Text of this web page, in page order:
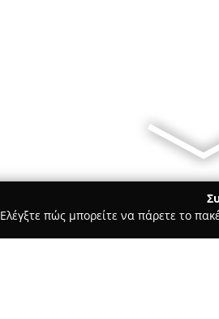
Ελέγξτε πώς μπορείτε να πάρετε το